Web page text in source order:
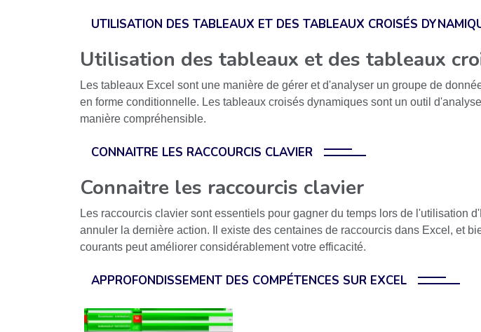
UTILISATION DES TABLEAUX ET DES TABLEAUX CROISÉS
Utilisation des tableaux et des tableaux
Les tableaux Excel sont une manière de gérer et d'analyser un groupe de
en forme conditionnelle. Les tableaux croisés dynamiques sont un outil
manière compréhensible.
CONNAITRE LES RACCOURCIS CLAVIER
Connaitre les raccourcis clavier
Les raccourcis clavier sont essentiels pour gagner du temps lors de l'utilisation
annuler la dernière action. Il existe des centaines de raccourcis dans Excel, et
courants peut améliorer considérablement votre efficacité.
APPROFONDISSEMENT DES COMPÉTENCES SUR EXCEL